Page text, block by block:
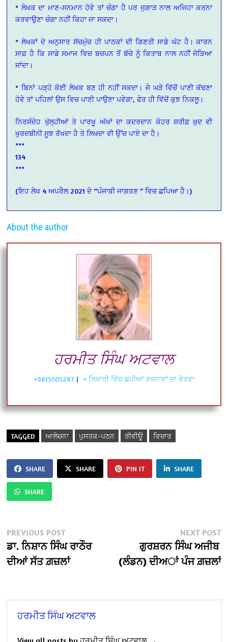
* ਲੇਖਕ ਦਾ ਮਾਣ-ਸਨਮਾਨ ਹੋਵੇ ਤਾਂ ਚੰਗਾ ਹੈ ਪਰ ਜੁਗਾੜ ਨਾਲ ਅਜਿਹਾ ਕਰਨਾ
ਕਰਵਾਉਣਾ ਚੰਗਾ ਨਹੀਂ ਕਿਹਾ ਜਾ ਸਕਦਾ।
* ਲੇਖਕਾਂ ਦੇ ਅਨੁਸਾਰ ਸੱਚਮੁੱਚ ਹੀ ਪਾਠਕਾਂ ਦੀ ਗਿਣਤੀ ਸਾਡੇ ਘੱਟ ਹੈ। ਕਾਰਨ
ਸਾਫ਼ ਹੈ ਕਿ ਸਾਡੇ ਸਮਾਜ ਵਿਚ ਬਚਪਨ ਤੋਂ ਬੱਚੇ ਨੂੰ ਕਿਤਾਬ ਨਾਲ ਨਹੀਂ ਜੋੜਿਆ
ਜਾਂਦਾ।
* ਬਿਨਾਂ ਪੜ੍ਹੇ ਕੋਈ ਲੇਖਕ ਬਣ ਹੀ ਨਹੀਂ ਸਕਦਾ। ਜੇ ਘੜੇ ਵਿੱਚੋਂ ਪਾਣੀ ਕੱਢਣਾ
ਹੋਵੇ ਤਾਂ ਪਹਿਲਾਂ ਉਸ ਵਿਚ ਪਾਣੀ ਪਾਉਣਾ ਪਵੇਗਾ, ਫੇਰ ਹੀ ਵਿੱਚੋਂ ਕੁਝ ਨਿਕਲੂ।
ਨਿਰਸੰਦੇਹ ਖੁੱਲ੍ਹੀਆਂ ਤੇ ਪਾਰਖੂ ਅੱਖਾਂ ਦਾ ਕਦਰਦਾਨ ਕੇਹਰ ਸ਼ਰੀਫ਼ ਖ਼ੁਦ ਵੀ
ਖੁਰਦਬੀਨੀ ਸੂਝ ਰੱਖਦਾ ਹੈ ਤੇ ਲਿਖਦਾ ਵੀ ਉੱਚ ਪਾਏ ਦਾ ਹੈ।
***
134
***
(ਇਹ ਲੇਖ 4 ਅਪਰੈਲ 2021 ਦੇ “ਪੰਜਾਬੀ ਜਾਗਰਣ ” ਵਿਚ ਛਪਿਆ ਹੈ।)
About the author
ਹਰਮੀਤ ਸਿੰਘ ਅਟਵਾਲ
+9815505287 | + ਲਿਖਾਰੀ ਵਿੱਚ ਛਪੀਆਂ ਰਚਨਾਵਾਂ ਦਾ ਵੇਰਵਾ
TAGGED ਆਲੋਚਨਾ ਪੁਸਤਕ-ਪਠਨ ਰੀਵੀਊ ਵਿਚਾਰ
SHARE SHARE PIN IT SHARE
SHARE
Post
navigation
PREVIOUS POSTPrevious
post:
ਡਾ. ਨਿਸ਼ਾਨ ਸਿੰਘ ਰਾਠੌਰ
ਦੀਆਂ ਸੱਤ ਗ਼ਜ਼ਲਾਂ
NEXT POST
ਗੁਰਸ਼ਰਨ ਸਿੰਘ ਅਜੀਬ
(ਲੰਡਨ) ਦੀਅਾਂ ਪੰਜ ਗ਼ਜ਼ਲਾਂ
ਹਰਮੀਤ ਸਿੰਘ ਅਟਵਾਲ